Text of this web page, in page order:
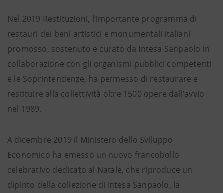
Nel 2019 Restituzioni, l’importante programma di
restauri dei beni artistici e monumentali italiani
promosso, sostenuto e curato da Intesa Sanpaolo in
collaborazione con gli organismi pubblici competenti
e le Soprintendenze, ha permesso di restaurare e
restituire alla collettività oltre 1500 opere dall’avvio
nel 1989.
A dicembre 2019 il Ministero dello Sviluppo
Economico ha emesso un nuovo francobollo
celebrativo dedicato al Natale, che riproduce un
dipinto della collezione di Intesa Sanpaolo, la